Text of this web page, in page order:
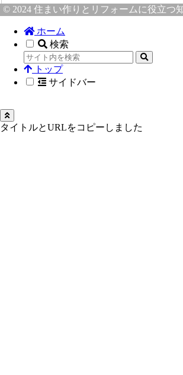
© 2024 住まい作りとリフォームに役立つ
ホーム
検索
トップ
サイドバー
タイトルとURLをコピーしました